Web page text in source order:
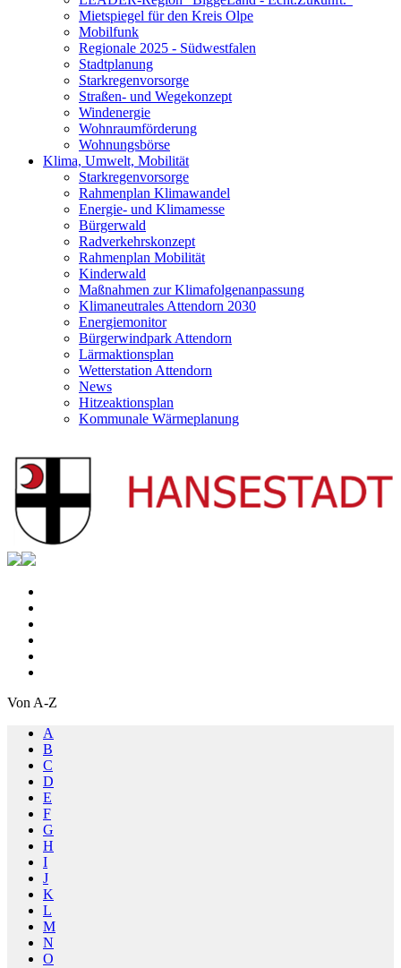
Mietspiegel für den Kreis Olpe
Mobilfunk
Regionale 2025 - Südwestfalen
Stadtplanung
Starkregenvorsorge
Straßen- und Wegekonzept
Windenergie
Wohnraumförderung
Wohnungsbörse
Klima, Umwelt, Mobilität
Starkregenvorsorge
Rahmenplan Klimawandel
Energie- und Klimamesse
Bürgerwald
Radverkehrskonzept
Rahmenplan Mobilität
Kinderwald
Maßnahmen zur Klimafolgenanpassung
Klimaneutrales Attendorn 2030
Energiemonitor
Bürgerwindpark Attendorn
Lärmaktionsplan
Wetterstation Attendorn
News
Hitzeaktionsplan
Kommunale Wärmeplanung
Von A-Z
A
B
C
D
E
F
G
H
I
J
K
L
M
N
O